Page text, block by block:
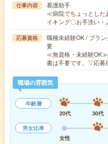
仕事内容
看護助手
≪病院でちょっとした
イキング〇お手洗い
応募資格
職種未経験OK / ブラ
要
≪無資格・未経験
書は不要です。▽応募
職場の雰囲気
年齢層
20代
30代
男女比率
女性